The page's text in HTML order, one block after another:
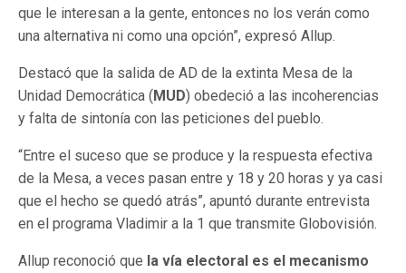
que le interesan a la gente, entonces no los verán como
una alternativa ni como una opción”, expresó Allup.
Destacó que la salida de AD de la extinta Mesa de la
Unidad Democrática (MUD) obedeció a las incoherencias
y falta de sintonía con las peticiones del pueblo.
“Entre el suceso que se produce y la respuesta efectiva
de la Mesa, a veces pasan entre y 18 y 20 horas y ya casi
que el hecho se quedó atrás”, apuntó durante entrevista
en el programa Vladimir a la 1 que transmite Globovisión.
Allup reconoció que la vía electoral es el mecanismo